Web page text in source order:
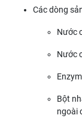
Các dòng
Nước
Nước
Bột
ngoài